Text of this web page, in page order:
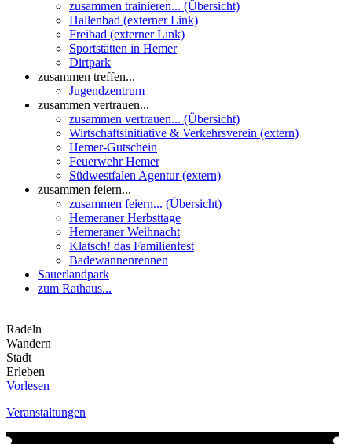
zusammen trainieren... (Übersicht)
Hallenbad (externer Link)
Freibad (externer Link)
Sportstätten in Hemer
Dirtpark
zusammen treffen...
Jugendzentrum
zusammen vertrauen...
zusammen vertrauen... (Übersicht)
Wirtschaftsinitiative & Verkehrsverein (extern)
Hemer-Gutschein
Feuerwehr Hemer
Südwestfalen Agentur (extern)
zusammen feiern...
zusammen feiern... (Übersicht)
Hemeraner Herbsttage
Hemeraner Weihnacht
Klatsch! das Familienfest
Badewannenrennen
Sauerlandpark
zum Rathaus...
Radeln
Wandern
Stadt
Erleben
Vorlesen
Veranstaltungen